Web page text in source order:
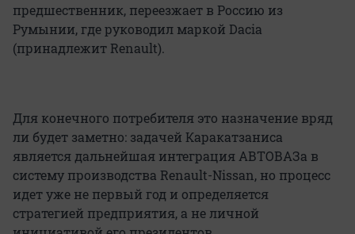
предшественник, переезжает в Россию из
Румынии, где руководил маркой Dacia
(принадлежит Renault).
Для конечного потребителя это назначение вряд
ли будет заметно: задачей Каракатзаниса
является дальнейшая интеграция АВТОВАЗа в
систему производства Renault-Nissan, но процесс
идет уже не первый год и определяется
стратегией предприятия, а не личной